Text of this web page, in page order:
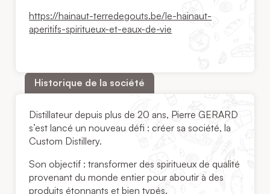
https://hainaut-terredegouts.be/le-hainaut-
aperitifs-spiritueux-et-eaux-de-vie
Historique de la société
Distillateur depuis plus de 20 ans, Pierre GERARD
s’est lancé un nouveau défi : créer sa société, la
Custom Distillery.
Son objectif : transformer des spiritueux de qualité
provenant du monde entier pour aboutir à des
produits étonnants et bien typés.